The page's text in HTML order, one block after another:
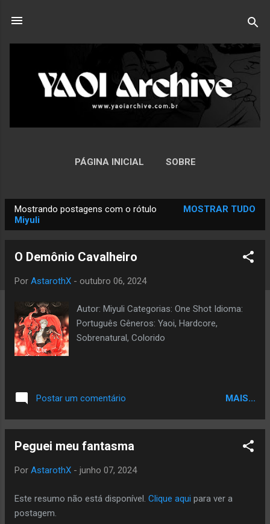
PÁGINA INICIAL SOBRE
o
Mostrando postagens com o rótulo
Miyuli
MOSTRAR TUDO
O Demônio Cavalheiro
Por AstarothX - outubro 06, 2024
Autor: Miyuli Categorias: One Shot Idioma:
Português Gêneros: Yaoi, Hardcore,
Sobrenatural, Colorido
Postar um comentário MAIS...
Peguei meu fantasma
Por AstarothX - junho 07, 2024
Este resumo não está disponível. Clique aqui para ver a
postagem.